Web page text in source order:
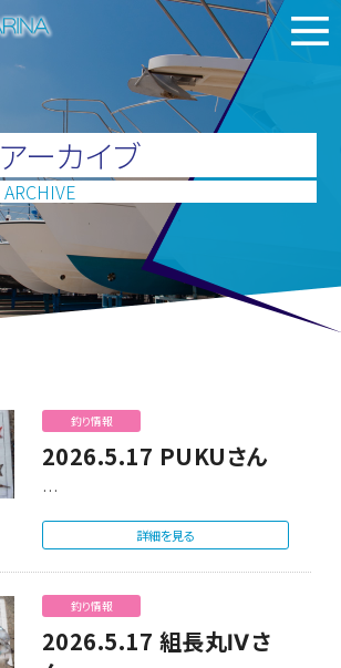
アーカイブ
ARCHIVE
釣り情報
2026.5.17 PUKUさん
…
詳細を見る
釣り情報
2026.5.17 組長丸Ⅳさ